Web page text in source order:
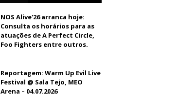
NOS Alive'26 arranca hoje:
Consulta os horários para as
atuações de A Perfect Circle,
Foo Fighters entre outros.
Reportagem: Warm Up Evil Live
Festival @ Sala Tejo, MEO
Arena – 04.07.2026